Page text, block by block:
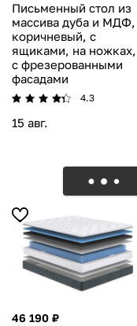
Письменный стол из
массива дуба и МДФ,
коричневый, с
ящиками, на ножках,
с фрезерованными
фасадами
4.3
15 авг.
46 190 ₽